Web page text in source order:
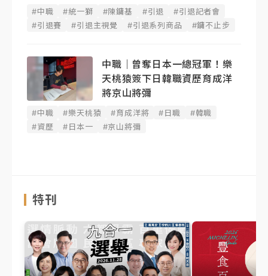
#中職 #統一獅 #陳鏞基 #引退
#引退記者會
#引退賽
#引退主視覺 #引退系列商品 #鏞不止步
中職｜曾奪日本一總冠軍！樂
天桃猿簽下日韓職資歷育成洋
將京山將彌
#中職 #樂天桃猿 #育成洋將 #日職
#韓職
#資歷
#日本一 #京山將彌
特刊